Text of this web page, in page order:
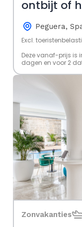
ontbijt of
Peguera,
Excl.
Deze vanaf-prijs is
dagen en voor 2
Zonvakanties